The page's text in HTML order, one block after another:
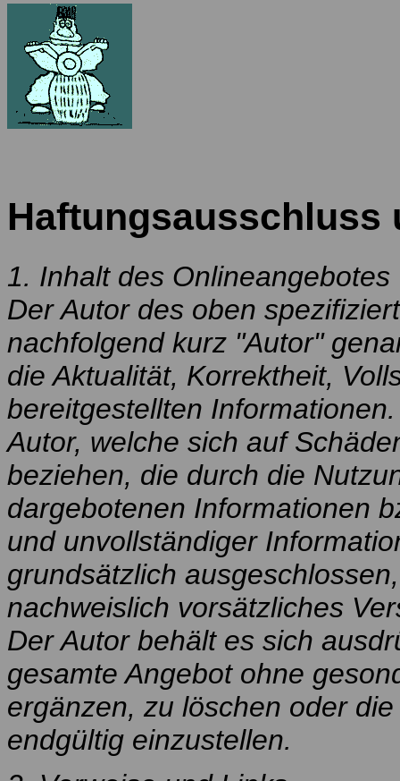
Haftungsausschluss
1. Inhalt des Onlineangebotes
Der Autor des oben
nachfolgend kurz "Autor"
die Aktualität, Korrektheit,
bereitgestellten
Autor, welche sich auf
beziehen, die durch die
dargebotenen Informationen
und unvollständiger
grundsätzlich
nachweislich vorsätzliches
Der Autor behält es sich
gesamte Angebot ohne
ergänzen, zu löschen oder
endgültig einzustellen.